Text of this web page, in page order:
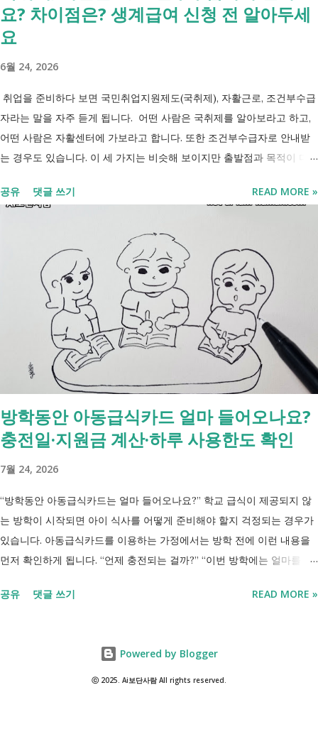
요? 차이점은? 생계급여 신청 전 알아두세
요
6월 24, 2026
취업을 준비하다 보면 국민취업지원제도(국취제), 자활근로, 조건부수급
자라는 말을 자주 듣게 됩니다. 어떤 사람은 국취제를 알아보라고 하고,
어떤 사람은 자활센터에 가보라고 합니다. 또한 조건부수급자로 안내받
는 경우도 있습니다. 이 세 가지는 비슷해 보이지만 출발점과 목적이 다
것조차 포기하고 싶어집니다. 그래서 포기하지 않길 바라는 마음에 쉽게
시면 됩니다. 취업과 자립을 위한 복지 상담 생계급여 신청했더니 조건부
수급자라고 합니다. 자활근로 해야 하나요? 국취제, 자활, 조건부수급. 한
눈에 비교해 보세요 구분 국민취업지원제도 자활근로 조건부수급자 운영
고용노동부 보건복지부·지자체 보건복지부·지자체 대상 취업을 원하는
저소득층, 청년, 중장년 수급자 및 차상위계층 근로능력이 있는 생계급여
수급자 목적 취업 지원 자립 준비 수급 유지 조건 관리 지원 상담, 훈련,
수당 자활사업 참여, 자활급여 자활사업 또는 취업지원 참여 참여 여부
신청 상황에 따라 참여 사실상 의무 즉, 국민취업제도 는 취업을 준비하
는 사람을 돕는 제도입니다. 자활근로 는 일한 기회를 제공하면서 자립을
지원하는 제도입니다. 조건부수급자 는 하나의 제도라기보다 생계급여를
받는 과정에서 일정한 참여 의무가 있는 상태를 말합니다. [조건부과 생
건부과유예·제시유예 취업을 준비하는 청년이라면? 국민취업지원제도 A
씨는 29세입니다. 현재 직장이 없고 취업을 준비하고 있습니다. 생활이
넉넉하지 않지만 기초생활수급자는 아닙니다. 이런 상황에서 많은 사람
들이 가장 먼저 알아보는 것이 국민취업지원제도 입니다. 고용센터를 통
해 취업 상담을 받고, 직업훈련에 참여하고, 요건에 따라 구직촉진수당을
공유 댓글 쓰기 READ MORE »
방학동안 아동급식카드 얼마 들어오나요?
충전일·지원금 계산·하루 사용한도 확인
7월 24, 2026
“방학동안 아동급식카드는 얼마 들어오나요?” 학교 급식이 제공되지 않
는 방학이 시작되면 아이 식사를 어떻게 준비해야 할지 걱정되는 경우가
있습니다. 아동급식카드를 이용하는 가정에서는 방학 전에 이런 내용을
먼저 확인하게 됩니다. “언제 충전되는 걸까?” “이번 방학에는 얼마를 사
걸까?” 아동급식카드는 결식이 우려되는 아동이 방학이나 주말에도 식사
집니다. 이번 글에서는 방학동안 아동급식카드 충전 금액, 지원 방식, 하
루 사용 한도와 사용 전에 알아둘 내용 을 정리했습니다. 방과후에도 건
공유 댓글 쓰기 READ MORE »
Powered by Blogger
ⓒ 2025. Ai보단사람 All rights reserved.